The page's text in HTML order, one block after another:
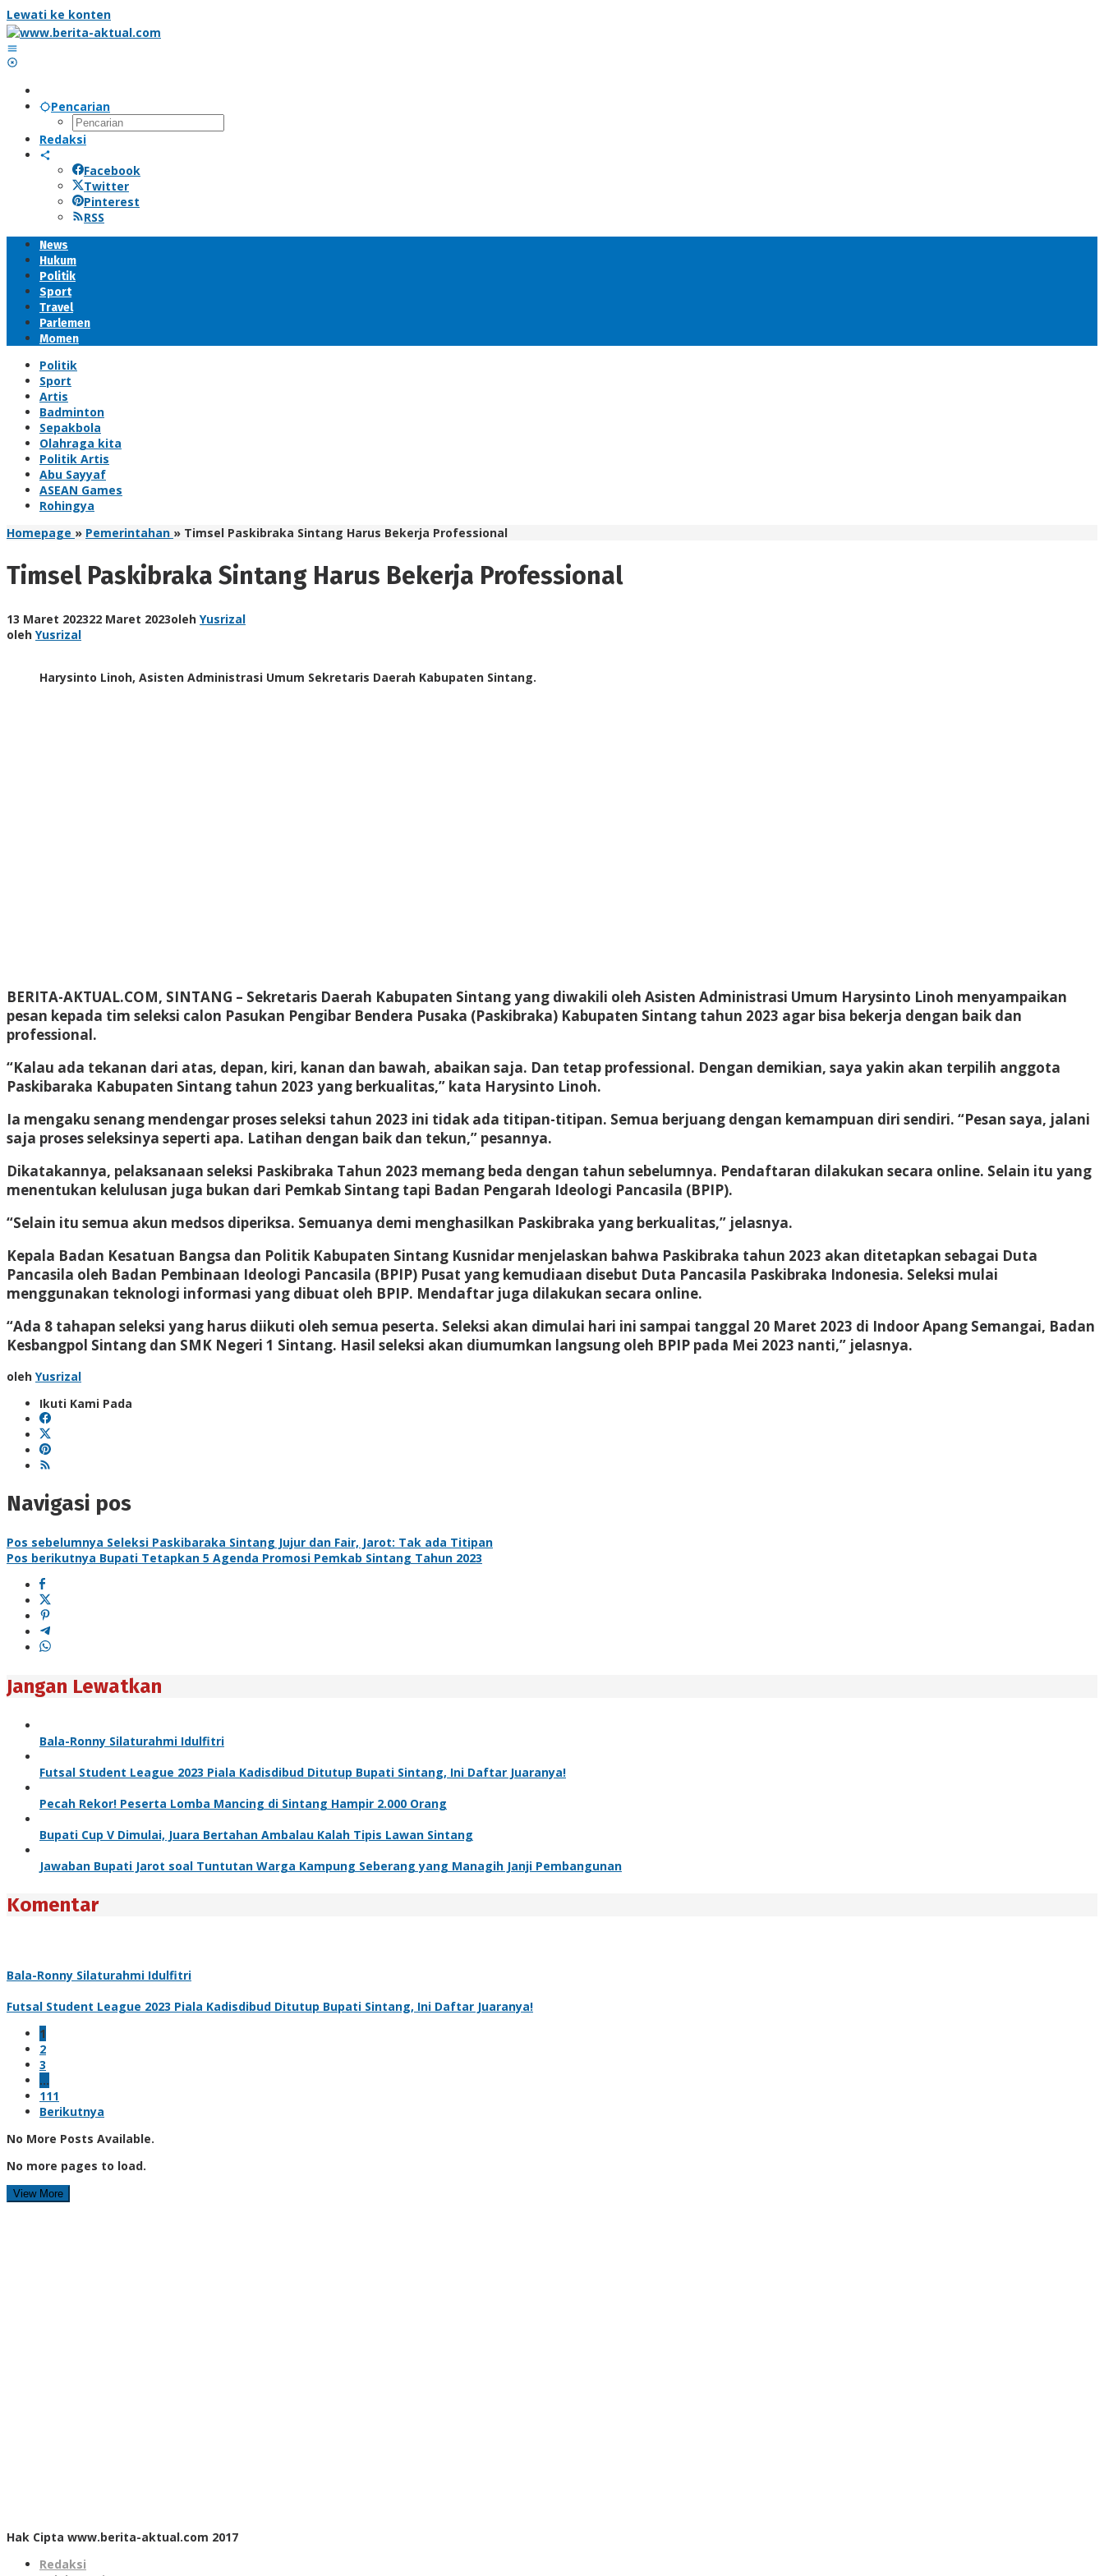
Lewati ke konten
Pencarian
Redaksi
Facebook
Twitter
Pinterest
RSS
News
Hukum
Politik
Sport
Travel
Parlemen
Momen
Politik
Sport
Artis
Badminton
Sepakbola
Olahraga kita
Politik Artis
Abu Sayyaf
ASEAN Games
Rohingya
Homepage » Pemerintahan » Timsel Paskibraka Sintang Harus Bekerja Professional
Timsel Paskibraka Sintang Harus Bekerja Professional
13 Maret 202322 Maret 2023oleh Yusrizal
oleh Yusrizal
Harysinto Linoh, Asisten Administrasi Umum Sekretaris Daerah Kabupaten Sintang.
BERITA-AKTUAL.COM, SINTANG – Sekretaris Daerah Kabupaten Sintang yang diwakili oleh Asisten Administrasi Umum Harysinto Linoh menyampaikan
pesan kepada tim seleksi calon Pasukan Pengibar Bendera Pusaka (Paskibraka) Kabupaten Sintang tahun 2023 agar bisa bekerja dengan baik dan
professional.
“Kalau ada tekanan dari atas, depan, kiri, kanan dan bawah, abaikan saja. Dan tetap professional. Dengan demikian, saya yakin akan terpilih anggota
Paskibaraka Kabupaten Sintang tahun 2023 yang berkualitas,” kata Harysinto Linoh.
Ia mengaku senang mendengar proses seleksi tahun 2023 ini tidak ada titipan-titipan. Semua berjuang dengan kemampuan diri sendiri. “Pesan saya, jalani
saja proses seleksinya seperti apa. Latihan dengan baik dan tekun,” pesannya.
Dikatakannya, pelaksanaan seleksi Paskibraka Tahun 2023 memang beda dengan tahun sebelumnya. Pendaftaran dilakukan secara online. Selain itu yang
menentukan kelulusan juga bukan dari Pemkab Sintang tapi Badan Pengarah Ideologi Pancasila (BPIP).
“Selain itu semua akun medsos diperiksa. Semuanya demi menghasilkan Paskibraka yang berkualitas,” jelasnya.
Kepala Badan Kesatuan Bangsa dan Politik Kabupaten Sintang Kusnidar menjelaskan bahwa Paskibraka tahun 2023 akan ditetapkan sebagai Duta
Pancasila oleh Badan Pembinaan Ideologi Pancasila (BPIP) Pusat yang kemudiaan disebut Duta Pancasila Paskibraka Indonesia. Seleksi mulai
menggunakan teknologi informasi yang dibuat oleh BPIP. Mendaftar juga dilakukan secara online.
“Ada 8 tahapan seleksi yang harus diikuti oleh semua peserta. Seleksi akan dimulai hari ini sampai tanggal 20 Maret 2023 di Indoor Apang Semangai, Badan
Kesbangpol Sintang dan SMK Negeri 1 Sintang. Hasil seleksi akan diumumkan langsung oleh BPIP pada Mei 2023 nanti,” jelasnya.
oleh Yusrizal
Ikuti Kami Pada
Navigasi pos
Pos sebelumnya Seleksi Paskibaraka Sintang Jujur dan Fair, Jarot: Tak ada Titipan
Pos berikutnya Bupati Tetapkan 5 Agenda Promosi Pemkab Sintang Tahun 2023
Jangan Lewatkan
Bala-Ronny Silaturahmi Idulfitri
Futsal Student League 2023 Piala Kadisdibud Ditutup Bupati Sintang, Ini Daftar Juaranya!
Pecah Rekor! Peserta Lomba Mancing di Sintang Hampir 2.000 Orang
Bupati Cup V Dimulai, Juara Bertahan Ambalau Kalah Tipis Lawan Sintang
Jawaban Bupati Jarot soal Tuntutan Warga Kampung Seberang yang Managih Janji Pembangunan
Komentar
Bala-Ronny Silaturahmi Idulfitri
Futsal Student League 2023 Piala Kadisdibud Ditutup Bupati Sintang, Ini Daftar Juaranya!
1
2
3
…
111
Berikutnya
No More Posts Available.
No more pages to load.
View More
Hak Cipta www.berita-aktual.com 2017
Redaksi